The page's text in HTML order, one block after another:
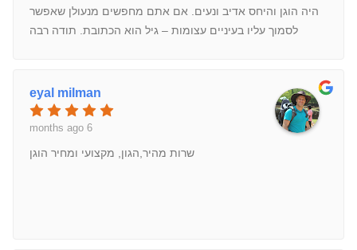
היה הוגן והיחס אדיב ונעים. אם אתם מחפשים מנעולן שאפשר
לסמוך עליו בעיניים עצומות – גיל הוא הכתובת. תודה רבה
eyal milman
6 months ago
שרות מהיר,הגון, מקצועי ומחיר הוגן